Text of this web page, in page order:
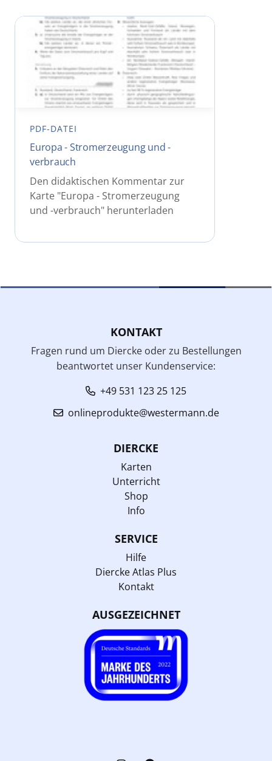
PDF-DATEI
Europa - Stromerzeugung und -
verbrauch
Den didaktischen Kommentar zur
Karte "Europa - Stromerzeugung
und -verbrauch" herunterladen
KONTAKT
Fragen rund um Diercke oder zu Bestellungen
beantwortet unser Kundenservice:
+49 531 123 25 125
onlineprodukte@westermann.de
DIERCKE
Karten
Unterricht
Shop
Info
SERVICE
Hilfe
Diercke Atlas Plus
Kontakt
AUSGEZEICHNET